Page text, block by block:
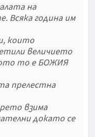
на
Всяка година им
които
величието
то е БОЖИЯ
прелестна
взима
докато се